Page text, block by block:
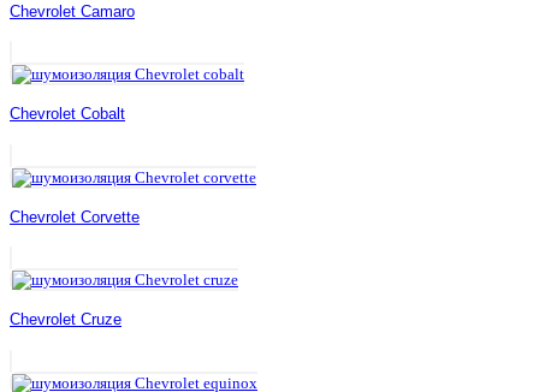
Chevrolet Camaro
Chevrolet Cobalt
Chevrolet Corvette
Chevrolet Cruze